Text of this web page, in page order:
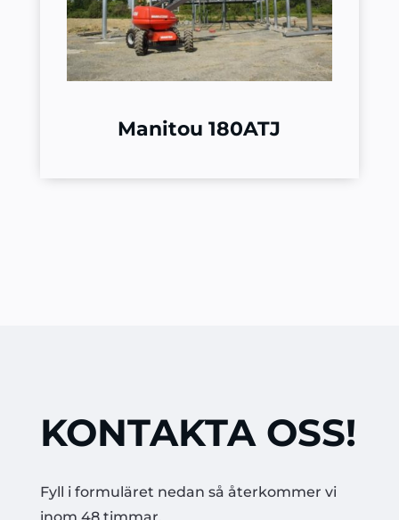
Manitou 180ATJ
KONTAKTA OSS!
Fyll i formuläret nedan så återkommer vi